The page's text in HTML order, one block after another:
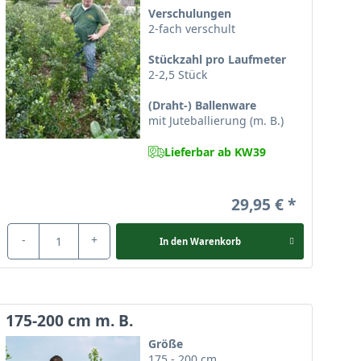
die sich für Gärtner mit wenig Zeit eignen.
mit kleineren Exemplaren ausgestattet
Die kleinste Größe desIlex aquifoliumist 80-
geliefert. DieWurzelverpackungen
eine Wuchsbreite bis zu 5 m. Der
die Ihren Garten optisch aufwerten wird!
Verschulungen
2-fach verschult
Stückzahl pro Laufmeter
2-2,5 Stück
(Draht-) Ballenware
mit Juteballierung (m. B.)
Lieferbar ab KW39
29,95 €
- + In den Warenkorb
175-200 cm m. B.
Größe